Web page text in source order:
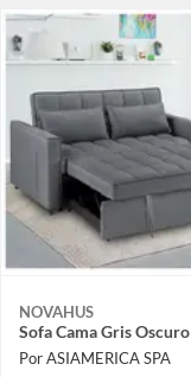
NOVAHUS
Sofa Cama Gris Oscuro
Por ASIAMERICA SPA